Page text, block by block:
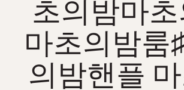
초의밤마
마초의밤룸
의밤핸플 마